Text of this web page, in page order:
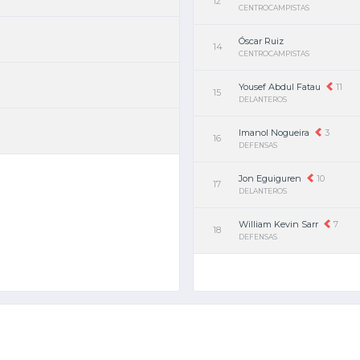
CENTROCAMPISTAS
14 Óscar Ruiz
CENTROCAMPISTAS
15 Yousef Abdul Fatau 11
DELANTEROS
16 Imanol Nogueira 3
DEFENSAS
17 Jon Eguiguren 10
DELANTEROS
18 William Kevin Sarr 7
DEFENSAS